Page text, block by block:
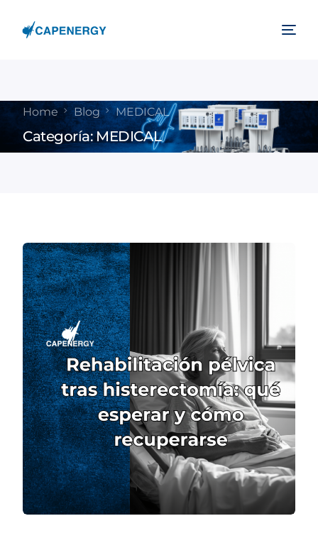
Home Blog MEDICAL
Categoría:MEDICAL